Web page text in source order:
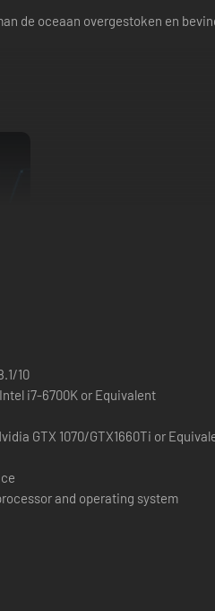
de oceaan overgestoken en
10
i7-6700K or Equivalent
GTX 1070/GTX1660Ti or
and operating system